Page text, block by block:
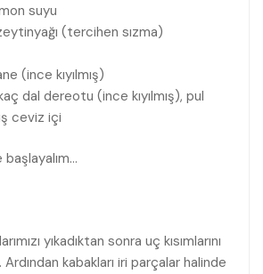
suyu
(tercihen sızma)
(ince kıyılmış)
dal dereotu (ince kıyılmış), pul
ceviz içi
başlayalım…
yıkadıktan sonra uç kısımlarını
kabakları iri parçalar halinde